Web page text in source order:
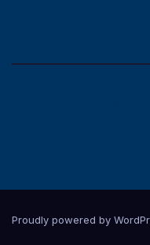
Proudly powered by